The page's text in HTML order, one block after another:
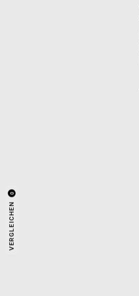
VERGLEICHEN
0